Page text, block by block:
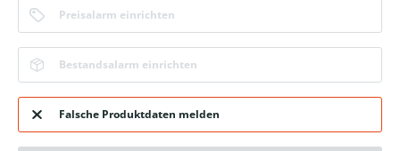
Preisalarm einrichten
Bestandsalarm einrichten
Falsche Produktdaten melden